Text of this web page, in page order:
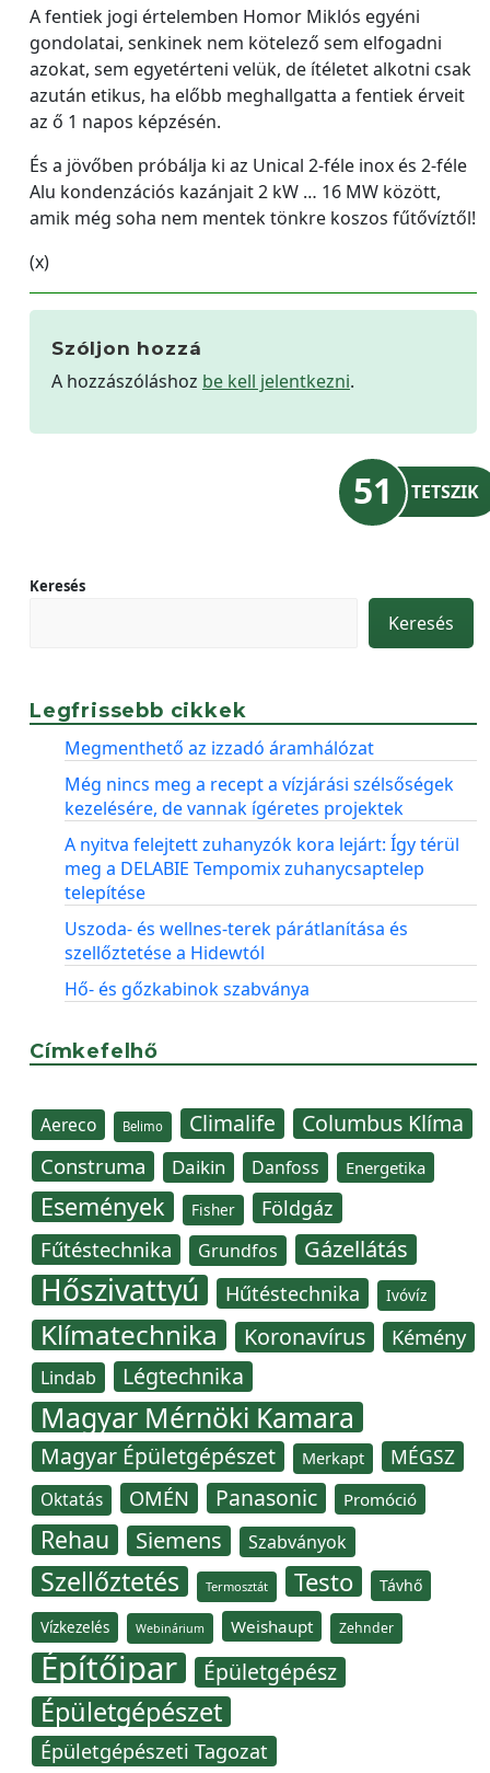
A fentiek jogi értelemben Homor Miklós egyéni
gondolatai, senkinek nem kötelező sem elfogadni
azokat, sem egyetérteni velük, de ítéletet alkotni csak
azután etikus, ha előbb meghallgatta a fentiek érveit
az ő 1 napos képzésén.
És a jövőben próbálja ki az Unical 2-féle inox és 2-féle
Alu kondenzációs kazánjait 2 kW … 16 MW között,
amik még soha nem mentek tönkre koszos fűtővíztől!
(x)
Szóljon hozzá
A hozzászóláshoz be kell jelentkezni.
51 TETSZIK
Keresés
Keresés
Legfrissebb cikkek
Megmenthető az izzadó áramhálózat
Még nincs meg a recept a vízjárási szélsőségek
kezelésére, de vannak ígéretes projektek
A nyitva felejtett zuhanyzók kora lejárt: Így térül
meg a DELABIE Tempomix zuhanycsaptelep
telepítése
Uszoda- és wellnes-terek párátlanítása és
szellőztetése a Hidewtól
Hő- és gőzkabinok szabványa
Címkefelhő
Aereco Belimo Climalife Columbus Klíma
Construma Daikin Danfoss Energetika
Események Fisher Földgáz
Fűtéstechnika Grundfos Gázellátás
Hőszivattyú Hűtéstechnika Ivóvíz
Klímatechnika Koronavírus Kémény
Lindab Légtechnika
Magyar Mérnöki Kamara
Magyar Épületgépészet Merkapt MÉGSZ
Oktatás OMÉN Panasonic Promóció
Rehau Siemens Szabványok
Szellőztetés Termosztát Testo Távhő
Vízkezelés Webinárium Weishaupt Zehnder
Építőipar Épületgépész
Épületgépészet
Épületgépészeti Tagozat